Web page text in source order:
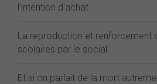
l'intention d'achat
La reproduction et renforcement
scolaires par le social
Et si on parlait de la mort